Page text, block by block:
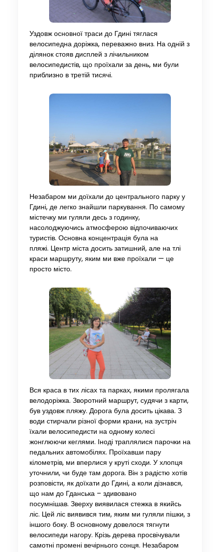
Уздовж основної траси до Гдині тяглася
велосипедна доріжка, переважно вниз. На одній з
ділянок стояв дисплей з лічильником
велосипедистів, що проїхали за день, ми були
приблизно в третій тисячі.
Незабаром ми доїхали до центрального парку у
Гдині, де легко знайшли паркування. По самому
містечку ми гуляли десь з годинку,
насолоджуючись атмосферою відпочиваючих
туристів. Основна концентрація була на
пляжі. Центр міста досить затишний, але на тлі
краси маршруту, яким ми вже проїхали — це
просто місто.
Вся краса в тих лісах та парках, якими пролягала
велодоріжка. Зворотний маршрут, судячи з карти,
був уздовж пляжу. Дорога була досить цікава. З
води стирчали різної форми крани, на зустріч
їхали велосипедисти на одному колесі
жонглюючи кеглями. Іноді траплялися парочки на
педальних автомобілях. Проїхавши пару
кілометрів, ми вперлися у круті сходи. У хлопця
уточнили, чи буде там дорога. Він з радістю хотів
розповісти, як доїхати до Гдині, а коли дізнався,
що нам до Гданська – здивовано
посумнішав. Зверху виявилася стежка в якийсь
ліс. Цей ліс виявився тим, яким ми гуляли пішки, з
іншого боку. В основному довелося тягнути
велосипеди нагору. Крізь дерева просвічували
самотні промені вечірнього сонця. Незабаром